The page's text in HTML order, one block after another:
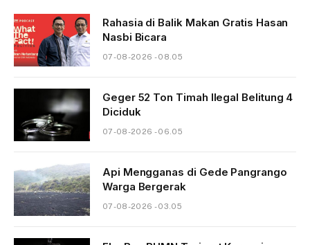
Rahasia di Balik Makan Gratis Hasan
Nasbi Bicara
07-08-2026 - 08.05
Geger 52 Ton Timah Ilegal Belitung 4
Diciduk
07-08-2026 - 06.05
Api Mengganas di Gede Pangrango
Warga Bergerak
07-08-2026 - 03.05